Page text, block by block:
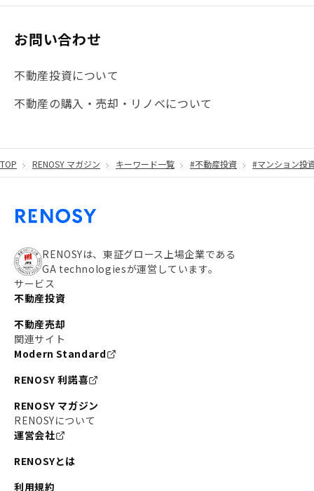
お問い合わせ
不動産投資について
不動産の購入・売却・リノベについて
TOP RENOSY マガジン キーワード一覧 #不動産投資 #マンション投
RENOSYは、東証グロース上場企業である
GA technologiesが運営しています。
サービス
不動産投資
不動産売却
関連サイト
Modern Standard
RENOSY 利諾喜
RENOSY マガジン
RENOSYについて
運営会社
RENOSYとは
利用規約